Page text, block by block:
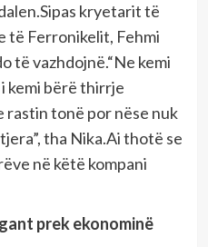
kryetarit të
të Ferronikelit, Fehmi
të vazhdojnë.“Ne kemi
kemi bërë thirrje
rastin tonë por nëse nuk
tha Nika.Ai thotë se
në këtë kompani
prek ekonominë